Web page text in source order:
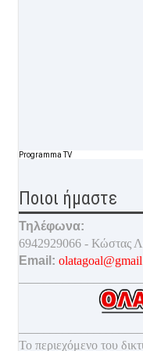
Programma TV
Ποιοι ήμαστε
Τηλέφωνα:
6942929066 - Κώστας
Email:
Το περιεχόμενο του